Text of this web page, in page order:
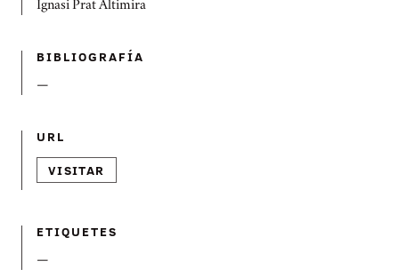
Ignasi Prat Altimira
BIBLIOGRAFÍ­A
—
URL
VISITAR
ETIQUETES
—